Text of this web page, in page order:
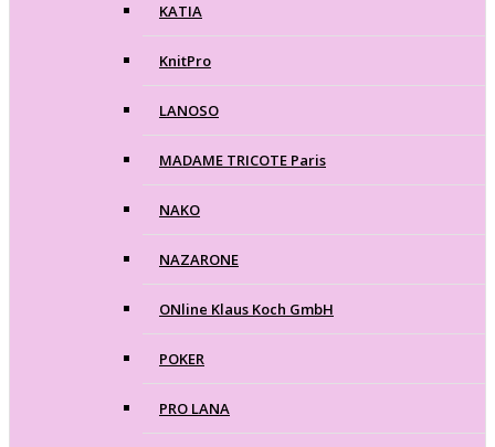
KATIA
KnitPro
LANOSO
MADAME TRICOTE Paris
NAKO
NAZARONE
ONline Klaus Koch GmbH
POKER
PRO LANA